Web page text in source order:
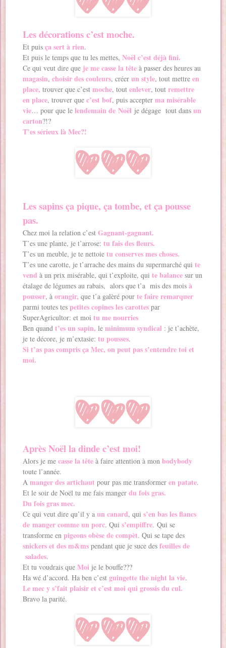
Les décorations c’est moche.
Et puisça sert à rien.
Et puis le temps que tu les mettes, Noël c’est déjà fini.
Ce qui veut dire que je me casse la tête à passer des heures au
magasin, choisir des couleurs, créerun style, tout mettreen
place, trouver que c’estmoche, toutenlever, toutremettre
en place, trouver quec’est bof, puis accepter ma misérable
vie… pour que lelendemain deNoël je dégage tout dansun
carton?!?
T’es sérieux là Mec?!
Les sapins ça pique, ça tombe, et ça pousse
pas.
Chez moi la relation c’est Gagnant-gagnant.
T’es une plante, je t’arrose: tu fais des fleurs.
T’es un meuble, je te nettoie tu conserves mes choses.
T’es une carotte, je t’arrache des mains du supermarché qui te
vend à un prix misérable, qui t’exploite, qui te balance sur un
étalage de légumes au rabais, alors que t’a mis des mois à
pousser, à orangir, que t’a galèré pour te faire remarquer
parmi toutes tespetites copines les carottes par
SuperAgricultor: et moitu me nourries
Ben quandt’es un sapin, leminimum syndical : je t’achète,
je te décore, je m’extasie:tu pousses.
Si t’as pas compris ça Mec, on peut pas s’entendre toi et
moi.
Après Noël la dinde c’est moi!
Alors je me casse la tête à faire attention à monbodybody
toute l’année.
Amanger des artichaut pour pas me transformeren patate.
Et le soir de Noël tu me fais mangerdu fois gras.
Du fois gras mec.
Ce qui veut dire qu’il y aun canard, qui s’en bas les flancs
de manger comme un porc. Quis’empiffre. Qui se
transforme en pigeons obèse de compèt. Qui se tape des
snickers et des m&ms pendant que je suce des feuilles de
salades.
Et tu voudrais queMoi je le bouffe???
Ha wé d’accord. Ha ben c’estguingette the night la vie.
Le mec y s’fait plaisir et c’est moi qui grossis du cul.
Bravo la parité.